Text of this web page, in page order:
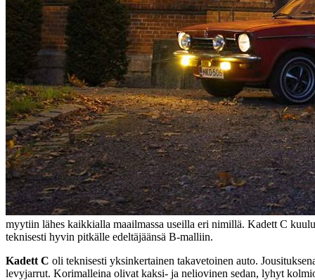
myytiin lähes kaikkialla maailmassa useilla eri nimillä. Kadett C
teknisesti hyvin pitkälle edeltäjäänsä B-malliin.
Kadett C oli teknisesti yksinkertainen takavetoinen auto.
levyjarrut. Korimalleina olivat kaksi- ja neliovinen sedan, lyhyt